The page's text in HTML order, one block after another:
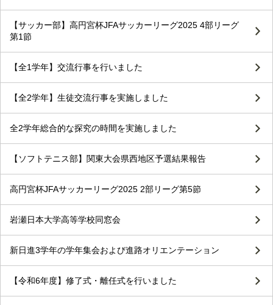
【サッカー部】高円宮杯JFAサッカーリーグ2025 4部リーグ
第1節
【全1学年】交流行事を行いました
【全2学年】生徒交流行事を実施しました
全2学年総合的な探究の時間を実施しました
【ソフトテニス部】関東大会県西地区予選結果報告
高円宮杯JFAサッカーリーグ2025 2部リーグ第5節
岩瀬日本大学高等学校同窓会
新日進3学年の学年集会および進路オリエンテーション
【令和6年度】修了式・離任式を行いました